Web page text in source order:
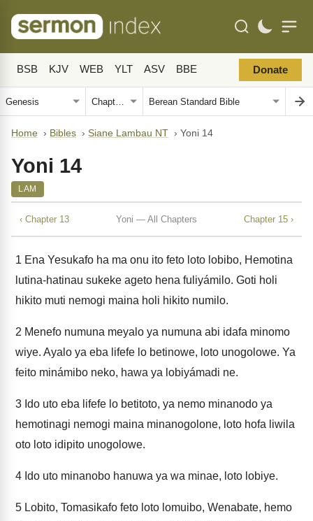
BSB KJV WEB YLT ASV BBE Donate
Home › Bibles › Siane Lambau NT › Yoni 14
Yoni 14
LAM
‹ Chapter 13 Yoni — All Chapters Chapter 15 ›
1 Ena Yesukafo ha ma onu ito feto loto lobibo, Hemotina
lutina-hatinau sukeke ageto hena fuliyámilo. Goti holi
hikito muti nemogi maina holi hikito numilo.
2 Menefo numuna meyalo ya numuna abi idafa minomo
wiye. Ayalo ya eba lifefe lo betinowe, loto unogolowe. Ya
feito minámibo neko, hawa ya lobiyámadi ne.
3 Ido uto eba lifefe lo betitoto, ya nemo minanodo ya
hemotinagi nemogi maina minanogolone, loto hofa liwila
oto loto idipito unogolowe.
4 Ido uto minanobo hanuwa ya wa minae, loto lobiye.
5 Lobito, Tomasikafo feto loto lomuibo, Wenabate, hemo